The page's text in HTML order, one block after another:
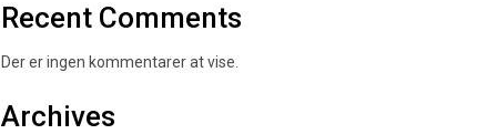
Recent Comments
Der er ingen kommentarer at vise.
Archives